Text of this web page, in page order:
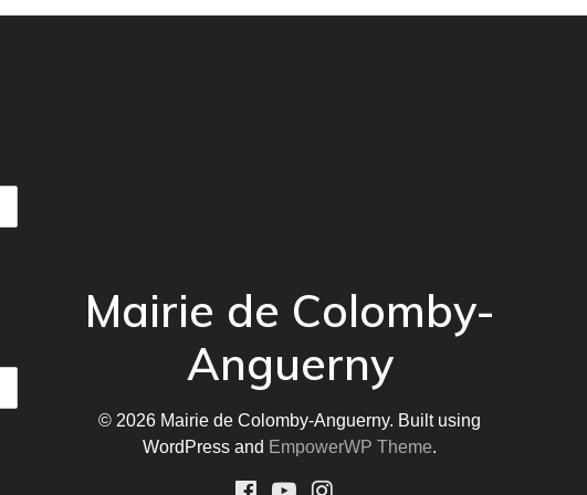
Mairie de Colomby-
Anguerny
© 2026 Mairie de Colomby-Anguerny. Built using
WordPress and EmpowerWP Theme.